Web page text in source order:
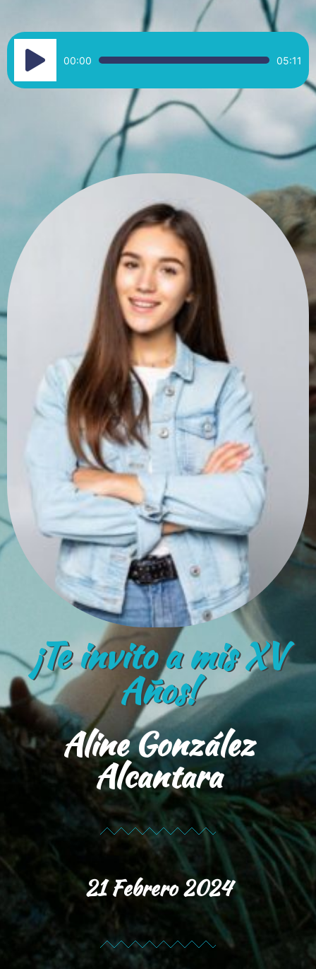
Reproductor
audio
00:00 05:11
¡Te invito a mis XV
Años!
Aline González
Alcantara
21 Febrero 2024